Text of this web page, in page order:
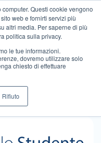
Questi cookie vengono
web e fornirti servizi più
altri media. Per saperne di più
politica sulla privacy.
le tue informazioni.
dovremo utilizzare solo
chiesto di effettuare
Rifiuto